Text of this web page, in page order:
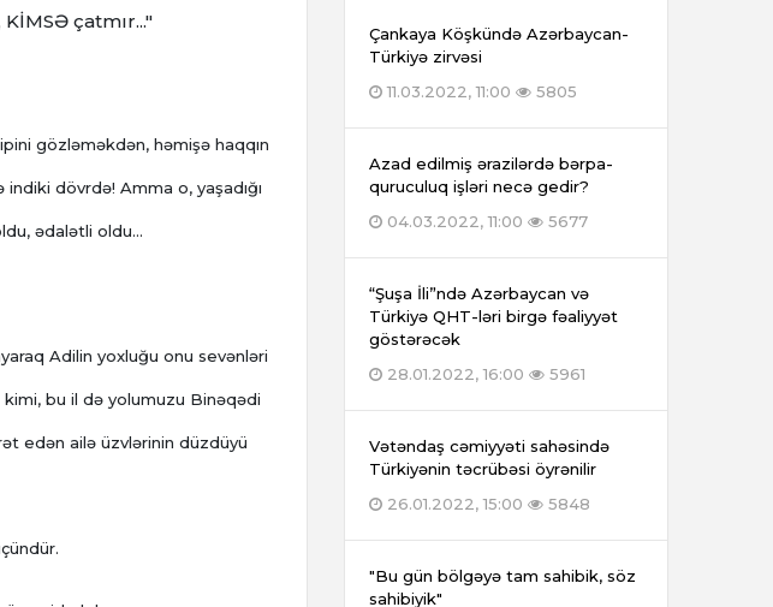
çatmır..."
gözləməkdən, həmişə haqqın
dövrdə! Amma o, yaşadığı
ədalətli oldu...
Adilin yoxluğu onu sevənləri
kimi, bu il də yolumuzu Binəqədi
edən ailə üzvlərinin düzdüyü
Çankaya Köşkündə Azərbaycan-
Türkiyə zirvəsi
11.03.2022, 11:00
5805
Azad edilmiş ərazilərdə bərpa-
quruculuq işləri necə gedir?
04.03.2022, 11:00
5677
“Şuşa İli”ndə Azərbaycan və
Türkiyə QHT-ləri birgə fəaliyyət
göstərəcək
28.01.2022, 16:00
5961
Vətəndaş cəmiyyəti sahəsində
Türkiyənin təcrübəsi öyrənilir
26.01.2022, 15:00
5848
"Bu gün bölgəyə tam sahibik, söz
sahibiyik"